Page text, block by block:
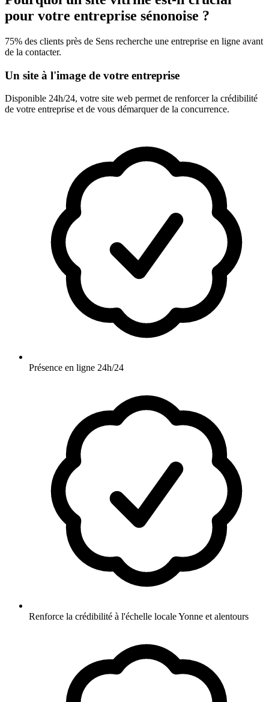
pour votre entreprise sénonoise ?
75% des clients près de Sens recherche une entreprise en ligne avant
de la contacter.
Un site à l'image de votre entreprise
Disponible 24h/24, votre site web permet de renforcer la crédibilité
de votre entreprise et de vous démarquer de la concurrence.
Présence en ligne 24h/24
Renforce la crédibilité à l'échelle locale Yonne et alentours